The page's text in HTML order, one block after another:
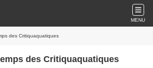
MENU
des Critiquaquatiques
des Critiquaquatiques